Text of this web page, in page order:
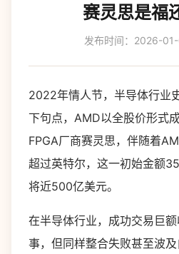
赛灵思是福
发布时间：2026-
2022年情人节，半导体行业
下句点，AMD以全股价形式
FPGA厂商赛灵思，伴随着
超过英特尔，这一初始金额
将近500亿美元。
在半导体行业，成功交易巨
事，但同样整合失败甚至波